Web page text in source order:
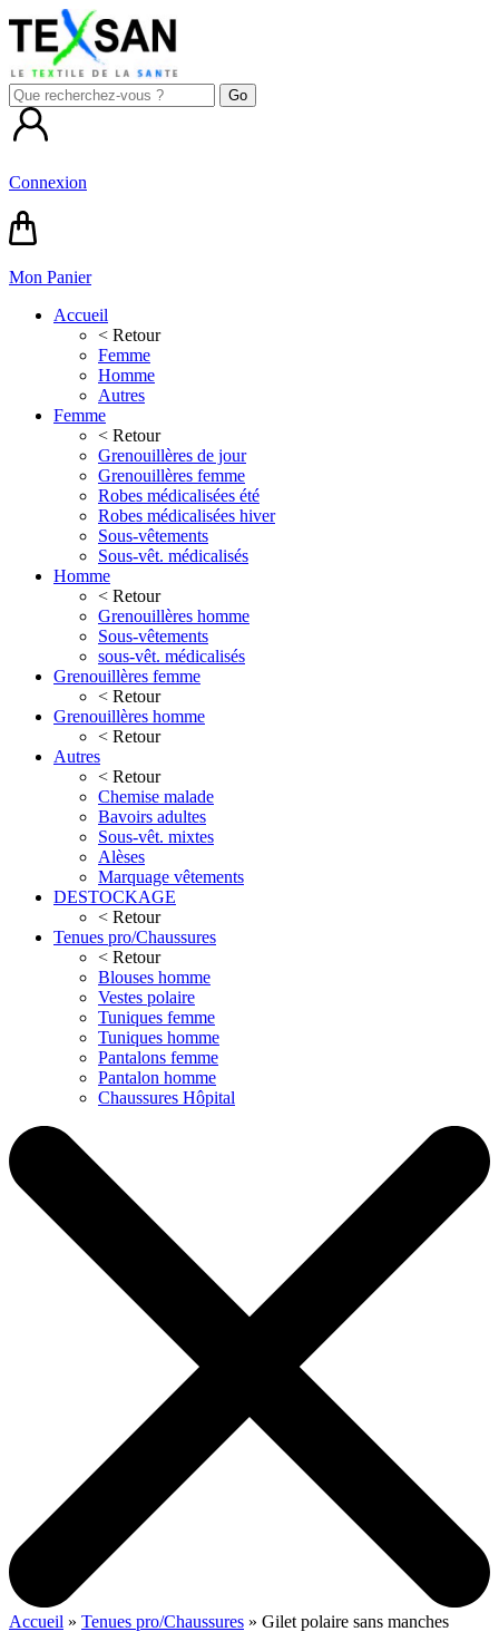
Connexion
Mon Panier
Accueil
< Retour
Femme
Homme
Autres
Femme
< Retour
Grenouillères de jour
Grenouillères femme
Robes médicalisées été
Robes médicalisées hiver
Sous-vêtements
Sous-vêt. médicalisés
Homme
< Retour
Grenouillères homme
Sous-vêtements
sous-vêt. médicalisés
Grenouillères femme
< Retour
Grenouillères homme
< Retour
Autres
< Retour
Chemise malade
Bavoirs adultes
Sous-vêt. mixtes
Alèses
Marquage vêtements
DESTOCKAGE
< Retour
Tenues pro/Chaussures
< Retour
Blouses homme
Vestes polaire
Tuniques femme
Tuniques homme
Pantalons femme
Pantalon homme
Chaussures Hôpital
Accueil » Tenues pro/Chaussures » Gilet polaire sans manches